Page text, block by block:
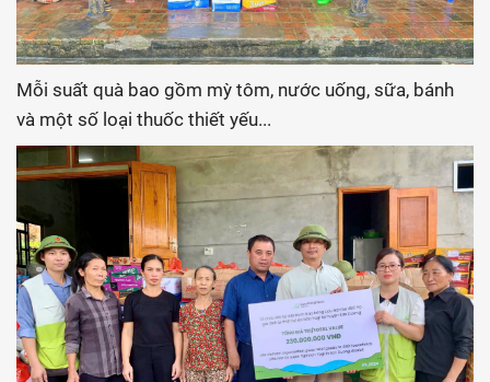
Mỗi suất quà bao gồm mỳ tôm, nước uống, sữa, bánh
và một số loại thuốc thiết yếu...